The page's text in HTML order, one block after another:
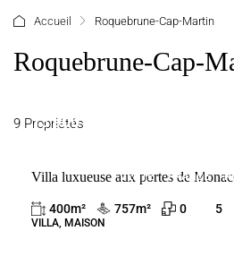
Accueil Roquebrune-Cap-Martin
Roquebrune-Cap-
9 Propriétés
VENTE FRANCE
13 900 000 €
Villa luxueuse aux portes de
400m² 757m² 0 5
VILLA, MAISON